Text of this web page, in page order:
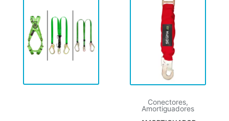
Conectores,
Amortiguadores